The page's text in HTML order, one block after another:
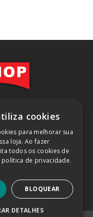
no CNPJ/MF sob o nº
na Rua Kanebo, nº 175,
13213-090
(SAIBA MAIS)
cookies
para melhorar sua
loja. Ao fazer
todos os cookies de
de privacidade.
BLOQUEAR
DETALHES